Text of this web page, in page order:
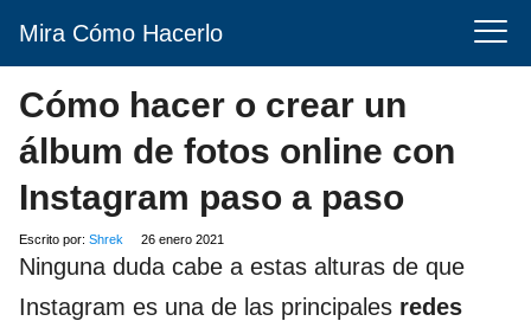
Mira Cómo Hacerlo
Cómo hacer o crear un
álbum de fotos online con
Instagram paso a paso
Escrito por: Shrek 26 enero 2021
Ninguna duda cabe a estas alturas de que
Instagram es una de las principales redes